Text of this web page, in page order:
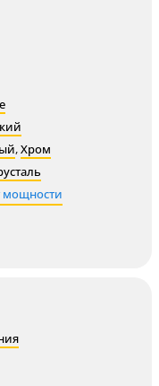
,Хром
мощности